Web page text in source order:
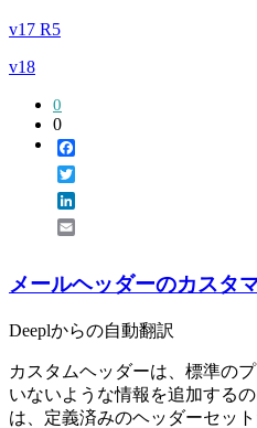
v17 R5
v18
0
0
メールヘッダーのカスタ
Deeplからの自動翻訳
カスタムヘッダーは、標準の
いないような情報を追加する
は、定義済みのヘッダーセッ